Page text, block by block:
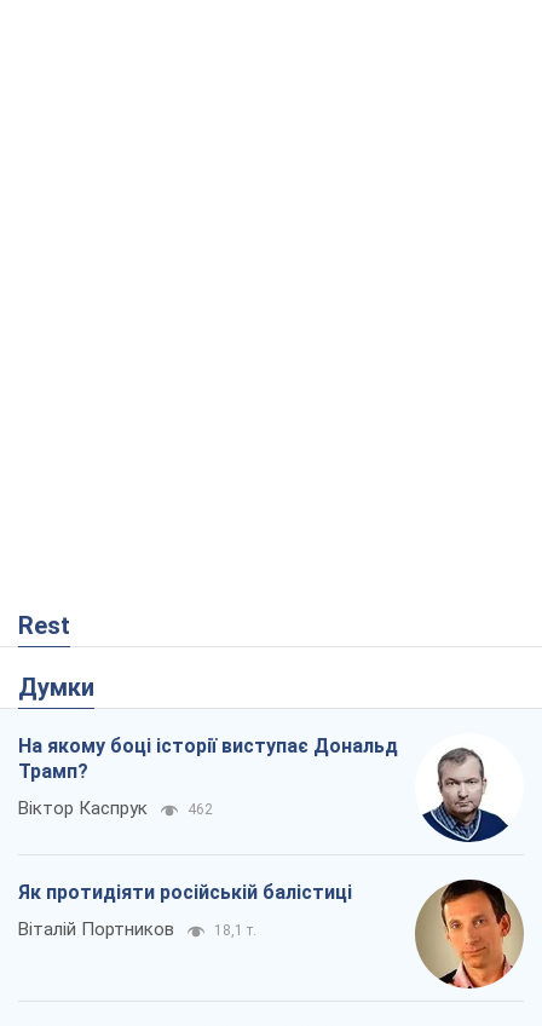
Rest
Думки
На якому боці історії виступає Дональд
Трамп?
Віктор Каспрук 462
Як протидіяти російській балістиці
Віталій Портников 18,1 т.